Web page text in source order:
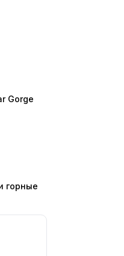
Gorge
горные